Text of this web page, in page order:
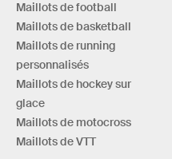
Maillots de football
Maillots de basketball
Maillots de running
personnalisés
Maillots de hockey sur
glace
Maillots de motocross
Maillots de VTT